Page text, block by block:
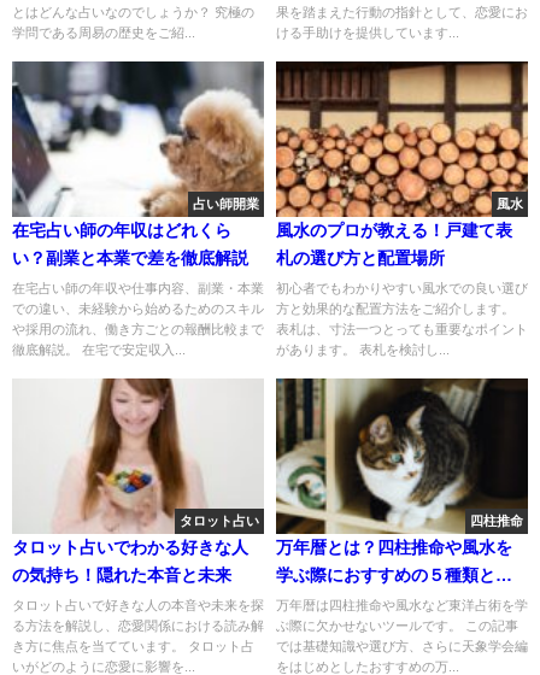
とはどんな占いなのでしょうか？ 究極の
学問である周易の歴史をご紹...
果を踏まえた行動の指針として、恋愛にお
ける手助けを提供しています...
占い師開業
在宅占い師の年収はどれくら
い？副業と本業で差を徹底解説
在宅占い師の年収や仕事内容、副業・本業
での違い、未経験から始めるためのスキル
や採用の流れ、働き方ごとの報酬比較まで
徹底解説。 在宅で安定収入...
風水
風水のプロが教える！戸建て表
札の選び方と配置場所
初心者でもわかりやすい風水での良い選び
方と効果的な配置方法をご紹介します。
表札は、寸法一つとっても重要なポイント
があります。 表札を検討し...
タロット占い
タロット占いでわかる好きな人
の気持ち！隠れた本音と未来
タロット占いで好きな人の本音や未来を探
る方法を解説し、恋愛関係における読み解
き方に焦点を当てています。 タロット占
いがどのように恋愛に影響を...
四柱推命
万年暦とは？四柱推命や風水を
学ぶ際におすすめの５種類と使
い方
万年暦は四柱推命や風水など東洋占術を学
ぶ際に欠かせないツールです。 この記事
では基礎知識や選び方、さらに天象学会編
をはじめとしたおすすめの万...